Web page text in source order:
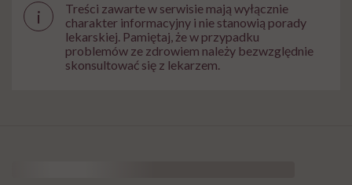
i
Treści zawarte w serwisie mają wyłącznie
charakter informacyjny i nie stanowią porady
lekarskiej. Pamiętaj, że w przypadku
problemów ze zdrowiem należy bezwzględnie
skonsultować się z lekarzem.